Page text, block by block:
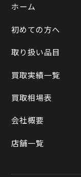
LINE査定
買取実績一覧
買取相場表
Yahooショッピ
Yahoo!オークシ
メルカリ
ラクマ
ホーム
初めての方へ
取り扱い品目
買取実績一覧
買取相場表
会社概要
店舗一覧